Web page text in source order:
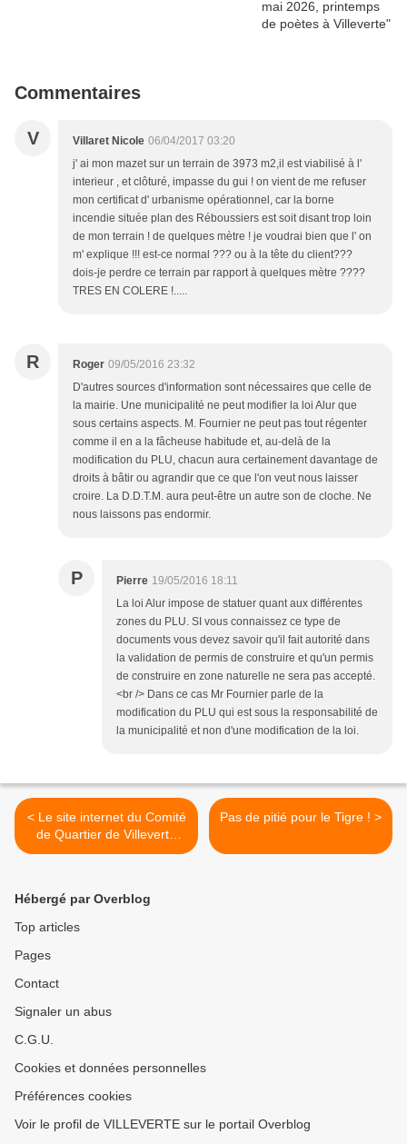
Commentaires
V Villaret Nicole 06/04/2017 03:20
j' ai mon mazet sur un terrain de 3973 m2,il est viabilisé à l'
interieur , et clôturé, impasse du gui ! on vient de me refuser
mon certificat d' urbanisme opérationnel, car la borne
incendie située plan des Réboussiers est soit disant trop loin
de mon terrain ! de quelques mètre ! je voudrai bien que l' on
m' explique !!! est-ce normal ??? ou à la tête du client???
dois-je perdre ce terrain par rapport à quelques mètre ????
TRES EN COLERE !.....
R Roger 09/05/2016 23:32
D'autres sources d'information sont nécessaires que celle de
la mairie. Une municipalité ne peut modifier la loi Alur que
sous certains aspects. M. Fournier ne peut pas tout régenter
comme il en a la fâcheuse habitude et, au-delà de la
modification du PLU, chacun aura certainement davantage de
droits à bâtir ou agrandir que ce que l'on veut nous laisser
croire. La D.D.T.M. aura peut-être un autre son de cloche. Ne
nous laissons pas endormir.
P Pierre 19/05/2016 18:11
La loi Alur impose de statuer quant aux différentes
zones du PLU. SI vous connaissez ce type de
documents vous devez savoir qu'il fait autorité dans
la validation de permis de construire et qu'un permis
de construire en zone naturelle ne sera pas accepté.
<br /> Dans ce cas Mr Fournier parle de la
modification du PLU qui est sous la responsabilité de
la municipalité et non d'une modification de la loi.
< Le site internet du Comité
de Quartier de Villeverte
fête ses 70000 visiteurs
Pas de pitié pour le Tigre ! >
Hébergé par Overblog
Top articles
Pages
Contact
Signaler un abus
C.G.U.
Cookies et données personnelles
Préférences cookies
Voir le profil de VILLEVERTE sur le portail Overblog